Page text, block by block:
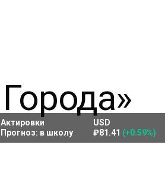
Актировки
Прогноз: в школу
USD
₽81.41 (+0.59%)